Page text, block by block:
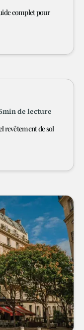
complet pour
min de lecture
revêtement de sol